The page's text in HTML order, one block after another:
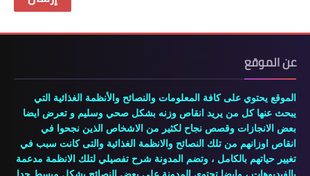
عن الموقع
الموقع يحتوي على كافة المعلومات والنصائح والأنظمة الغذائية التي
يبحث عنها كل من يريد انقاص وزنه بشكل صحي وسليم و تعرض ايضا
بعض الانجازات وقصص نجاح لكثير من الاشخاص الذين نجحوا في
انقاص اوزانهم من تلك النصائح والانظمة الغذائية والتى كانت سبب في
تغيير حياتهم بالكامل ، وتضم المدونة شرح تفصيلي لتلك الانظمة مدعمة